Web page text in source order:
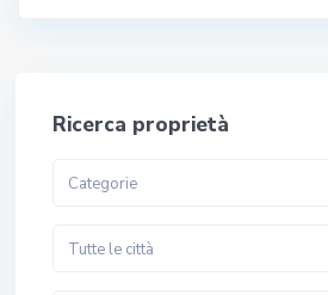
Ricerca proprietà
Categorie
Tutte le città